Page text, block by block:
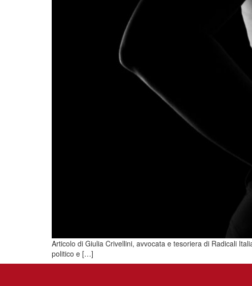
Articolo di Giulia Crivellini, avvocata e tesoriera di Radicali
politico e […]